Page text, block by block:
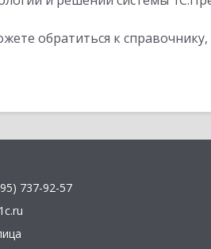
обратиться к
737-92-57